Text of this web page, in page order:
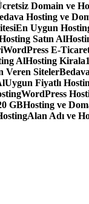
Domain ve
Hosting ve
En Uygun
Satın Al
WordPress E-
AlHosting Kirala
Veren Siteler
Uygun Fiyatlı
WordPress
GBHosting ve
Alan Adı ve